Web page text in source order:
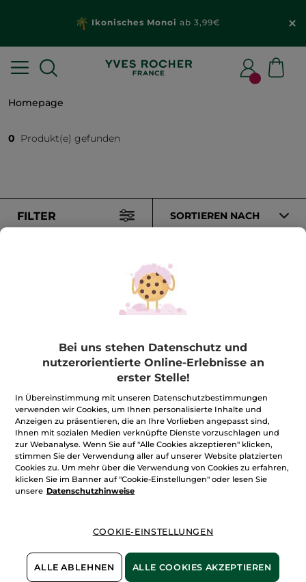
Ikonisches Monoi ab 3,99€
Homepage
0 Produkt(e) gefunden
FILTER SORTIEREN NACH
sindpflanzlich
unsere Felder
biologisch
Mehr entdecken
Bei uns stehen Datenschutz und
nutzerorientierte Online-Erlebnisse an
erster Stelle!
In Übereinstimmung mit unseren Datenschutzbestimmungen
verwenden wir Cookies, um Ihnen personalisierte Inhalte und
Anzeigen zu präsentieren, die an Ihre Vorlieben angepasst sind,
Ihnen mit sozialen Medien verknüpfte Dienste vorzuschlagen und
zur Webanalyse. Wenn Sie auf "Alle Cookies akzeptieren" klicken,
stimmen Sie der Verwendung aller auf unserer Website platzierten
Cookies zu. Um mehr über die Verwendung von Cookies zu erfahren,
klicken Sie im Banner auf "Cookie-Einstellungen" oder lesen Sie
unsere Datenschutzhinweise
COOKIE-EINSTELLUNGEN
ALLE ABLEHNEN ALLE COOKIES AKZEPTIEREN